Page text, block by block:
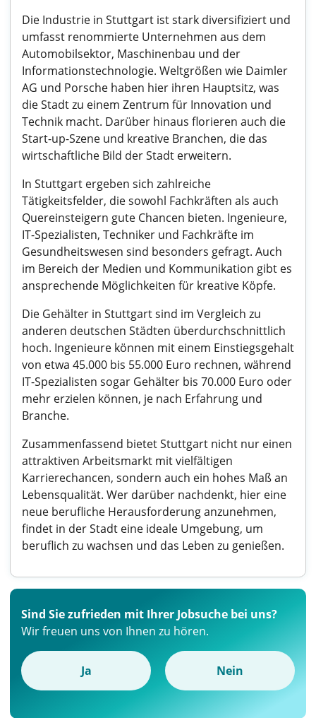
Die Industrie in Stuttgart ist stark diversifiziert und
umfasst renommierte Unternehmen aus dem
Automobilsektor, Maschinenbau und der
Informationstechnologie. Weltgrößen wie Daimler
AG und Porsche haben hier ihren Hauptsitz, was
die Stadt zu einem Zentrum für Innovation und
Technik macht. Darüber hinaus florieren auch die
Start-up-Szene und kreative Branchen, die das
wirtschaftliche Bild der Stadt erweitern.
In Stuttgart ergeben sich zahlreiche
Tätigkeitsfelder, die sowohl Fachkräften als auch
Quereinsteigern gute Chancen bieten. Ingenieure,
IT-Spezialisten, Techniker und Fachkräfte im
Gesundheitswesen sind besonders gefragt. Auch
im Bereich der Medien und Kommunikation gibt es
ansprechende Möglichkeiten für kreative Köpfe.
Die Gehälter in Stuttgart sind im Vergleich zu
anderen deutschen Städten überdurchschnittlich
hoch. Ingenieure können mit einem Einstiegsgehalt
von etwa 45.000 bis 55.000 Euro rechnen, während
IT-Spezialisten sogar Gehälter bis 70.000 Euro oder
mehr erzielen können, je nach Erfahrung und
Branche.
Zusammenfassend bietet Stuttgart nicht nur einen
attraktiven Arbeitsmarkt mit vielfältigen
Karrierechancen, sondern auch ein hohes Maß an
Lebensqualität. Wer darüber nachdenkt, hier eine
neue berufliche Herausforderung anzunehmen,
findet in der Stadt eine ideale Umgebung, um
beruflich zu wachsen und das Leben zu genießen.
Sind Sie zufrieden mit Ihrer Jobsuche bei uns?
Wir freuen uns von Ihnen zu hören.
Ja Nein